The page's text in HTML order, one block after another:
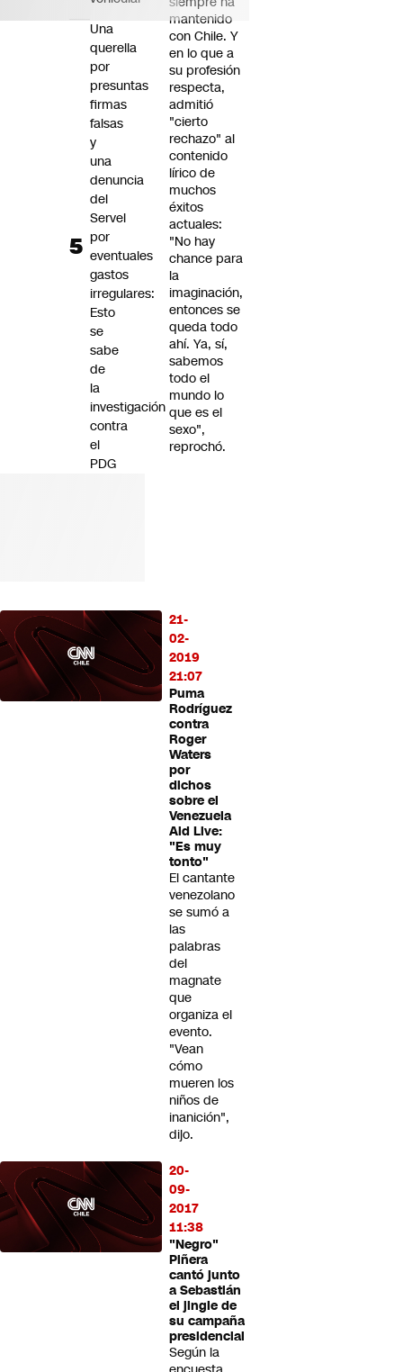
mantenido
con Chile. Y
en lo que a
su profesión
respecta,
admitió
"cierto
rechazo" al
contenido
lírico de
muchos
éxitos
actuales:
"No hay
chance para
la
imaginación,
entonces se
queda todo
ahí. Ya, sí,
sabemos
todo el
mundo lo
que es el
sexo",
reprochó.
21-
02-
2019
21:07
Puma
Rodríguez
contra
Roger
Waters
por
dichos
sobre el
Venezuela
Aid Live:
"Es muy
tonto"
El cantante
venezolano
se sumó a
las
palabras
del
magnate
que
organiza el
evento.
"Vean
cómo
mueren los
niños de
inanición",
dijo.
20-
09-
2017
11:38
"Negro"
Piñera
cantó junto
a Sebastián
el jingle de
su campaña
presidencial
Según la
Una
querella
por
presuntas
firmas
falsas
y
una
denuncia
del
Servel
por
eventuales
gastos
irregulares:
Esto
se
sabe
de
la
investigación
contra
el
PDG